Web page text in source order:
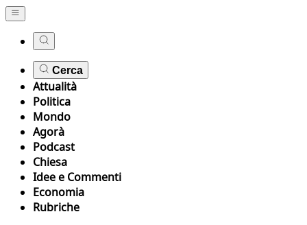
Cerca
Attualità
Politica
Mondo
Agorà
Podcast
Chiesa
Idee e Commenti
Economia
Rubriche